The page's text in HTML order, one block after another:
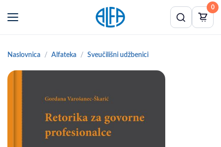
0
Naslovnica Alfateka Sveučilišni udžbenici